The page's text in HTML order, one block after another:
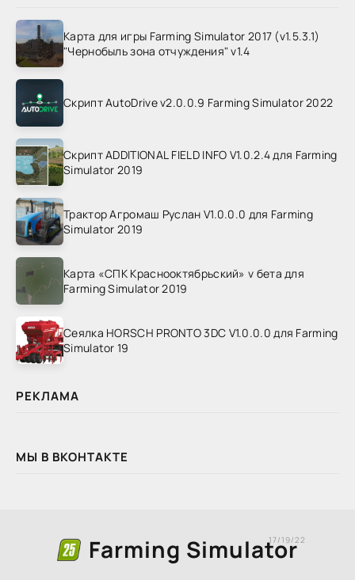
Карта для игры Farming Simulator 2017 (v1.5.3.1)
"Чернобыль зона отчуждения" v1.4
Скрипт AutoDrive v2.0.0.9 Farming Simulator 2022
Скрипт ADDITIONAL FIELD INFO V1.0.2.4 для Farming
Simulator 2019
Трактор Агромаш Руслан V1.0.0.0 для Farming
Simulator 2019
Карта «СПК Краснооктябрьский» v бета для
Farming Simulator 2019
Сеялка HORSCH PRONTO 3DC V1.0.0.0 для Farming
Simulator 19
РЕКЛАМА
МЫ В ВКОНТАКТЕ
Farming Simulator
17/19/22